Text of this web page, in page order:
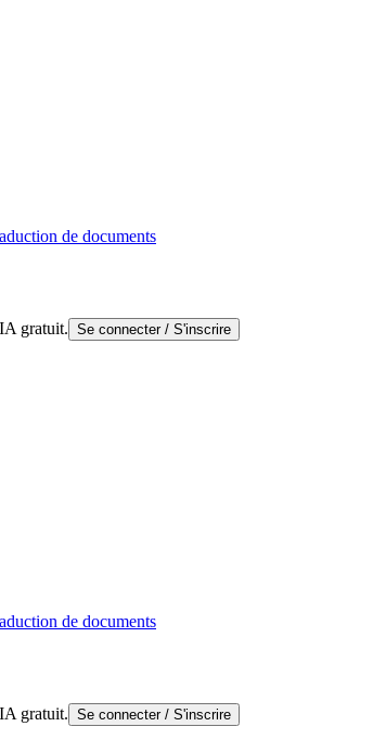
de documents
gratuit. Se connecter / S'inscrire
de documents
gratuit. Se connecter / S'inscrire